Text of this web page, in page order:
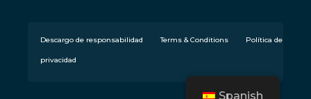
Descargo de responsabilidad Terms & Conditions Política de
privacidad
Spanish